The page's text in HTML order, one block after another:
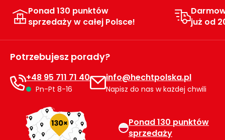
Ponad 130 punktów
sprzedaży w całej Polsce!
już od
Potrzebujesz porady?
+48 95 711 71 40
Pn-Pt 8-16
info@hechtpolska.pl
Napisz do nas w każdej chwili
Ponad 130 punktów
sprzedaży